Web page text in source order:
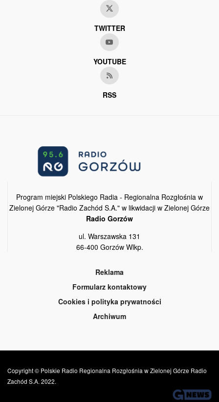
TWITTER
YOUTUBE
RSS
Program miejski Polskiego Radia - Regionalna Rozgłośnia w
Zielonej Górze "Radio Zachód S.A." w likwidacji w Zielonej Górze
Radio Gorzów
ul. Warszawska 131
66-400 Gorzów Wlkp.
Reklama
Formularz kontaktowy
Cookies i polityka prywatności
Archiwum
Copyright © Polskie Radio Regionalna Rozgłośnia w Zielonej Górze Radio
Zachód S.A. 2022.